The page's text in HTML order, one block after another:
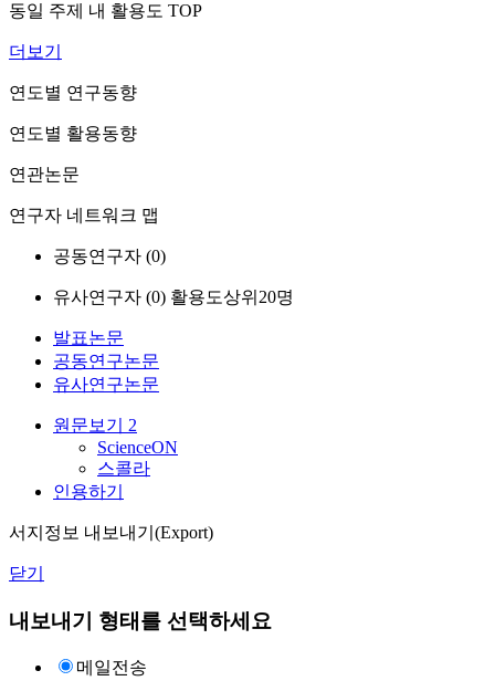
동일 주제 내 활용도 TOP
더보기
연도별 연구동향
연도별 활용동향
연관논문
연구자 네트워크 맵
공동연구자 (0)
유사연구자 (0) 활용도상위20명
발표논문
공동연구논문
유사연구논문
원문보기 2
ScienceON
스콜라
인용하기
서지정보 내보내기(Export)
닫기
내보내기 형태를 선택하세요
메일전송